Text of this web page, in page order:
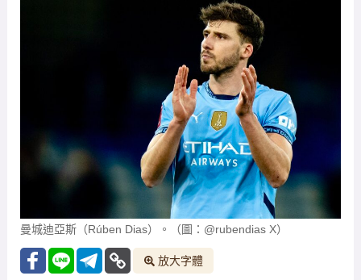
曼城迪亞斯（Rúben Dias）。（圖：@rubendias X）
放大字體
本屆FIFA世界俱樂部盃將在美國舉行，曼城也將迎來全
新挑戰，陣中中後衛迪亞斯（Rúben Dias）再接受FIFA
專訪時也分享，「我們曾在季前賽去過美國，感受到當
地球迷的熱情。能夠在那些平時不一定有機會看我們現
場比賽的球迷面前出戰，是很特別的時刻。這是一項全
新的比賽，也是非常有聲望的賽事。」
曼城首戰將迎戰摩洛哥的韋達AC（Wydad AC）以及阿
聯酋的艾因隊（Al Ain），接著在小組賽對上熟悉的尤文